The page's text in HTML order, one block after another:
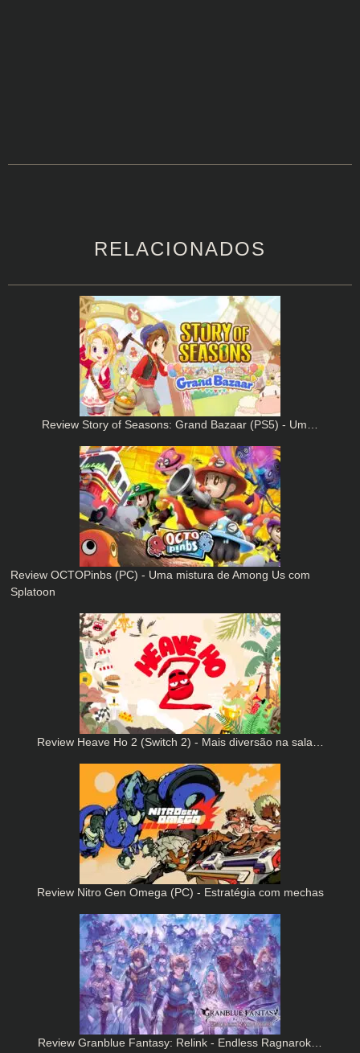
RELACIONADOS
Review Story of Seasons: Grand Bazaar (PS5) - Um…
Review OCTOPinbs (PC) - Uma mistura de Among Us com
Splatoon
Review Heave Ho 2 (Switch 2) - Mais diversão na sala…
Review Nitro Gen Omega (PC) - Estratégia com mechas
Review Granblue Fantasy: Relink - Endless Ragnarok…